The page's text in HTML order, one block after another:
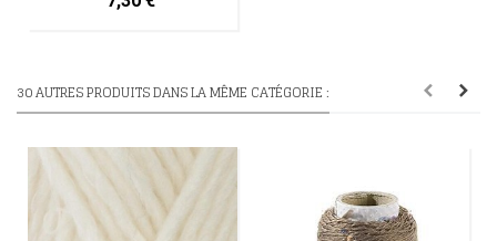
30 AUTRES PRODUITS DANS LA MÊME CATÉGORIE :